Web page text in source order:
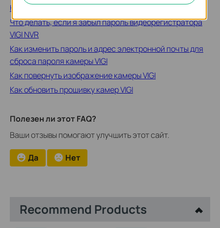
Как сбросить пароль камеры VIGI?
Что делать, если я забыл пароль видеорегистратора
VIGI NVR
Как изменить пароль и адрес электронной почты для
сброса пароля камеры VIGI
Как повернуть изображение камеры VIGI
Как обновить прошивку камер VIGI
Полезен ли этот FAQ?
Ваши отзывы помогают улучшить этот сайт.
Да Нет
Recommend Products